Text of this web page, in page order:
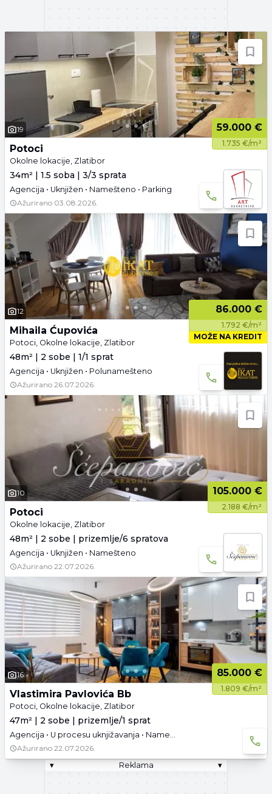
19 59.000 €
1.735 €/m²
Potoci
Okolne lokacije, Zlatibor
34m² | 1.5 soba | 3/3 sprata
Agencija • Uknjižen • Namešteno • Parking
Ažurirano 03.08.2026.
12 86.000 €
1.792 €/m²
MOŽE NA KREDIT
Mihaila Ćupovića
Potoci, Okolne lokacije, Zlatibor
48m² | 2 sobe | 1/1 sprat
Agencija • Uknjižen • Polunamešteno
Ažurirano 26.07.2026.
10 105.000 €
2.188 €/m²
Potoci
Okolne lokacije, Zlatibor
48m² | 2 sobe | prizemlje/6 spratova
Agencija • Uknjižen • Namešteno
Ažurirano 22.07.2026.
16 85.000 €
1.809 €/m²
Vlastimira Pavlovića Bb
Potoci, Okolne lokacije, Zlatibor
47m² | 2 sobe | prizemlje/1 sprat
Agencija • U procesu uknjižavanja • Namešteno • Parking
Ažurirano 22.07.2026.
▾
Reklama ▾